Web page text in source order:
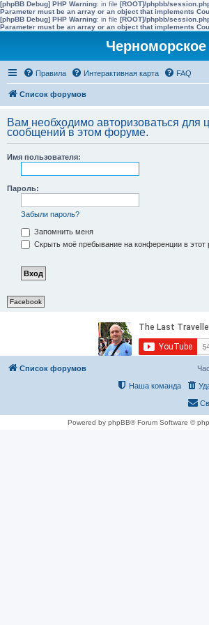
[phpBB Debug] PHP Warning: in file [ROOT]/phpbb/
Parameter must be an array or an object that implements
[phpBB Debug] PHP Warning: in file [ROOT]/phpbb/
Parameter must be an array or an object that implements
Черноморское
Правила Интерактивная карта FAQ
Список форумов
Вам необходимо авторизоваться для
сообщений в этом форуме.
Имя пользователя:
Пароль:
Забыли пароль?
Запомнить меня
Скрыть моё пребывание на конференции в этот
Facebook
Список форумов
Наша команда
Powered by phpBB® Forum Software ©